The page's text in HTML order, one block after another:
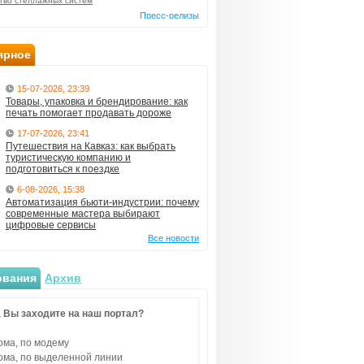
Пресс-релизы
15-07-2026, 23:39
Товары, упаковка и брендирование: как
печать помогает продавать дороже
17-07-2026, 23:41
Путешествия на Кавказ: как выбрать
туристическую компанию и
подготовиться к поездке
6-08-2026, 15:38
Автоматизация бьюти-индустрии: почему
современные мастера выбирают
цифровые сервисы
Все новости
Архив
Вы заходите на наш портал?
по модему
по выделенной линии